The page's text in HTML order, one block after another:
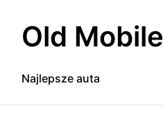
Old Mobile
Najlepsze auta